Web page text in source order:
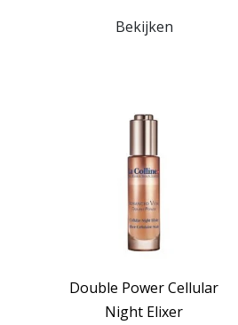
Bekijken
Double Power Cellular
Night Elixer